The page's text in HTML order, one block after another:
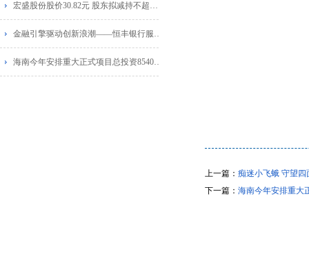
宏盛股份股价30.82元 股东拟减持不超过2.86%股份
金融引擎驱动创新浪潮——恒丰银行服务新质生产力金融实践
海南今年安排重大正式项目总投资8540亿元
上一篇： 痴迷小飞蛾 守望四
下一篇： 海南今年安排重大